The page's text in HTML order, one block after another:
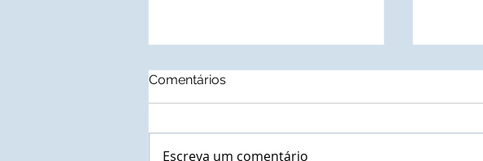
Comentários
Escreva um comentário